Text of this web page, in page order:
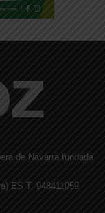
de Navarra fundada
ES T. 948411059